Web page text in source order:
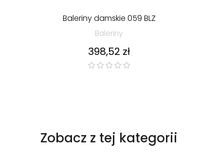
Baleriny damskie 059 BLZ
Baleriny
Cena
398,52 zł
Zobacz z tej kategorii